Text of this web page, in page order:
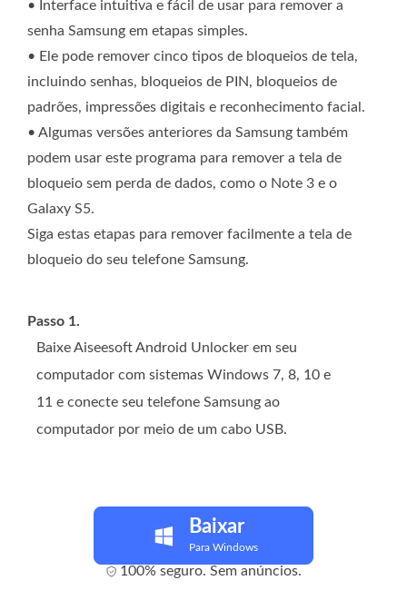
• Interface intuitiva e fácil de usar para remover a
senha Samsung em etapas simples.
• Ele pode remover cinco tipos de bloqueios de tela,
incluindo senhas, bloqueios de PIN, bloqueios de
padrões, impressões digitais e reconhecimento facial.
• Algumas versões anteriores da Samsung também
podem usar este programa para remover a tela de
bloqueio sem perda de dados, como o Note 3 e o
Galaxy S5.
Siga estas etapas para remover facilmente a tela de
bloqueio do seu telefone Samsung.
Passo 1.
Baixe Aiseesoft Android Unlocker em seu
computador com sistemas Windows 7, 8, 10 e
11 e conecte seu telefone Samsung ao
computador por meio de um cabo USB.
Baixar
Para Windows
100% seguro. Sem anúncios.